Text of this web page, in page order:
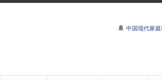
中国现代家庭